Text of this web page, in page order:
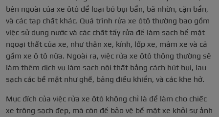
bên ngoài của xe ôtô để loại bỏ bụi bẩn, bã nhờn, cặn bẩn,
và các tạp chất khác. Quá trình rửa xe ôtô thường bao gồm
việc sử dụng nước và các chất tẩy rửa để làm sạch bề mặt
ngoại thất của xe, như thân xe, kính, lốp xe, mâm xe và cả
gầm xe ô tô nữa. Ngoài ra, việc rửa xe ôtô thông thường sẽ
làm thêm dịch vụ làm sạch nội thất bằng cách hút bụi, lau
sạch các bề mặt như ghế, bảng điều khiển, và các khe hở.
Mục đích của việc rửa xe ôtô không chỉ là để làm cho chiếc
xe trông sạch đẹp, mà còn để bảo vệ bề mặt xe khỏi sự ảnh